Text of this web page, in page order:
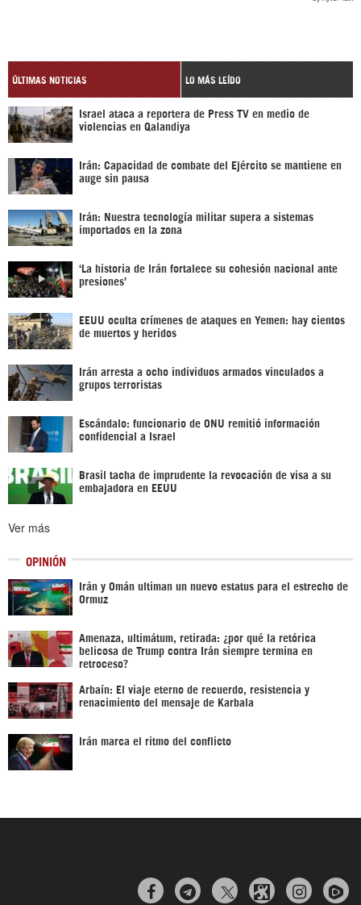
ÚLTIMAS NOTICIAS LO MÁS LEÍDO
Israel ataca a reportera de Press TV en medio de
violencias en Qalandiya
Irán: Capacidad de combate del Ejército se mantiene en
auge sin pausa
Irán: Nuestra tecnología militar supera a sistemas
importados en la zona
‘La historia de Irán fortalece su cohesión nacional ante
presiones’
EEUU oculta crímenes de ataques en Yemen: hay cientos
de muertos y heridos
Irán arresta a ocho individuos armados vinculados a
grupos terroristas
Escándalo: funcionario de ONU remitió información
confidencial a Israel
Brasil tacha de imprudente la revocación de visa a su
embajadora en EEUU
Ver más
OPINIÓN
Irán y Omán ultiman un nuevo estatus para el estrecho de
Ormuz
Amenaza, ultimátum, retirada: ¿por qué la retórica
belicosa de Trump contra Irán siempre termina en
retroceso?
Arbaín: El viaje eterno de recuerdo, resistencia y
renacimiento del mensaje de Karbala
Irán marca el ritmo del conflicto
  